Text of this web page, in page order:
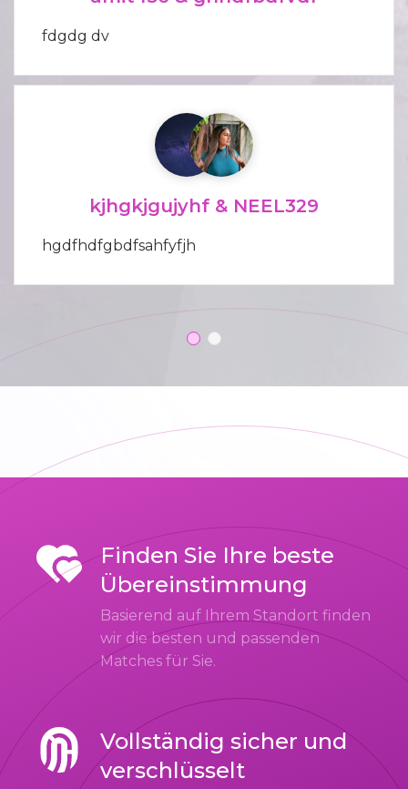
fdgdg dv
kjhgkjgujyhf & NEEL329
hgdfhdfgbdfsahfyfjh
Finden Sie Ihre beste
Übereinstimmung
Basierend auf Ihrem Standort finden
wir die besten und passenden
Matches für Sie.
Vollständig sicher und
verschlüsselt